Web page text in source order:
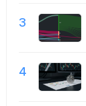
3
4